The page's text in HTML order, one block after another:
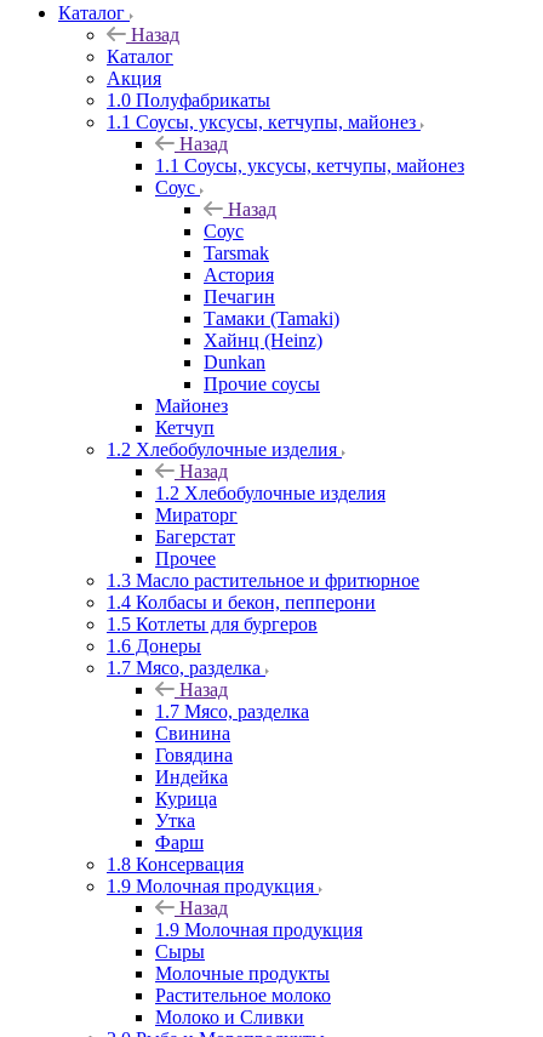
Каталог
Назад
Каталог
Акция
1.0 Полуфабрикаты
1.1 Соусы, уксусы, кетчупы, майонез
Назад
1.1 Соусы, уксусы, кетчупы, майонез
Соус
Назад
Соус
Tarsmak
Астория
Печагин
Тамаки (Tamaki)
Хайнц (Heinz)
Dunkan
Прочие соусы
Майонез
Кетчуп
1.2 Хлебобулочные изделия
Назад
1.2 Хлебобулочные изделия
Мираторг
Багерстат
Прочее
1.3 Масло растительное и фритюрное
1.4 Колбасы и бекон, пепперони
1.5 Котлеты для бургеров
1.6 Донеры
1.7 Мясо, разделка
Назад
1.7 Мясо, разделка
Свинина
Говядина
Индейка
Курица
Утка
Фарш
1.8 Консервация
1.9 Молочная продукция
Назад
1.9 Молочная продукция
Сыры
Молочные продукты
Растительное молоко
Молоко и Сливки